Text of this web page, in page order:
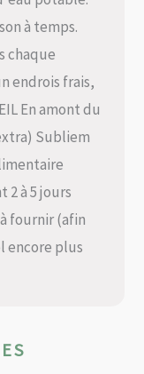
à temps.
chaque
endrois frais,
En amont du
Subliem
2 à 5 jours
fournir (afin
encore plus